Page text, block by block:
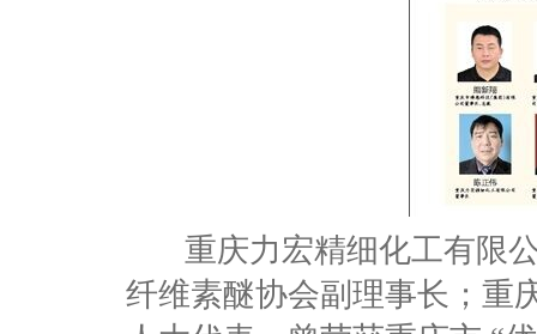
重庆力宏精细化工有限公
纤维素醚协会副理事长；重